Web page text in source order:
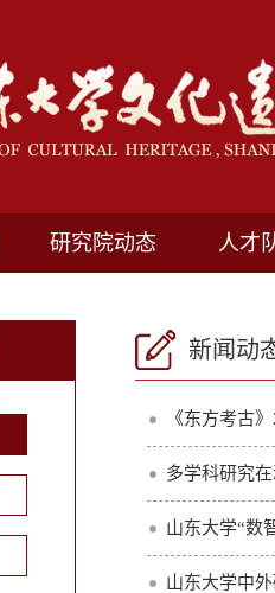
研究院动态 人才
新闻动
《东方考古
多学科研究
山东大学“数
山东大学中